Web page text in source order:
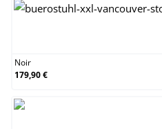
Noir
179,90 €